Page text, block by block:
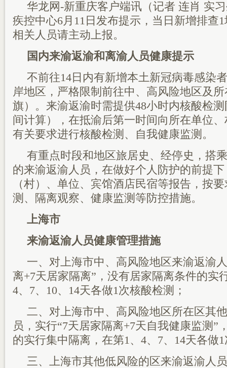
华龙网-新重庆客户端讯（记者 连肖 实
疾控中心6月11日发布提示，当日新增排查
相关人员请主动上报。
国内来渝返渝和离渝人员健康提示
不前往14日内有新增本土新冠病毒感染
岸地区，严格限制前往中、高风险地区及
旗）。来渝返渝时需提供48小时内核酸检
间计算），在抵渝后第一时间向所在单位
有关要求进行核酸检测、自我健康监测。
有重点时段和地区旅居史、经停史，搭
的来渝返渝人员，在做好个人防护的前提
（村）、单位、宾馆酒店民宿等报告，按
测、隔离观察、健康监测等防控措施。
上海市
来渝返渝人员健康管理措施
一、对上海市中、高风险地区来渝返渝
离+7天居家隔离”，没有居家隔离条件的实
4、7、10、14天各做1次核酸检测；
二、对上海市中、高风险地区所在区其
员，实行“7天居家隔离+7天自我健康监测”
的实行集中隔离，在第1、4、7、14天各做
三、上海市其他低风险的区来渝返渝人